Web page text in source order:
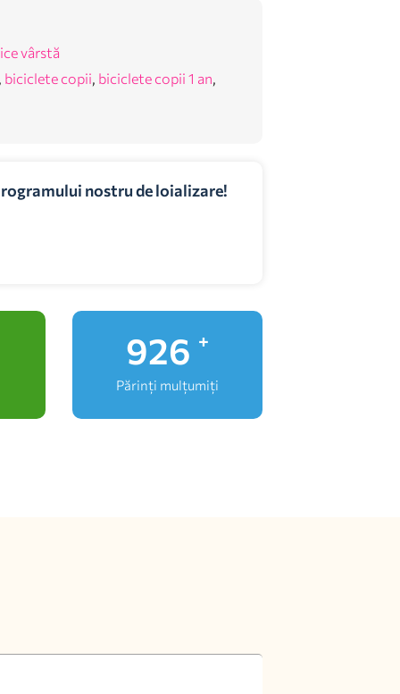
vârstă
biciclete copii biciclete copii 1 an
nostru de loializare!
1,000
Părinți mulțumiți